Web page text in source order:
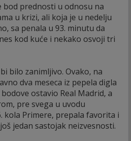
bod prednosti u odnosu na
u krizi, ali koja je u nedelju
sa penala u 93. minutu da
kod kuće i nekako osvoji tri
bilo zanimljivo. Ovako, na
dva meseca iz pepela digla
ostavio Real Madrid, a
pre svega u uvodu
kola Primere, prepala favorita i
jedan sastojak neizvesnosti.